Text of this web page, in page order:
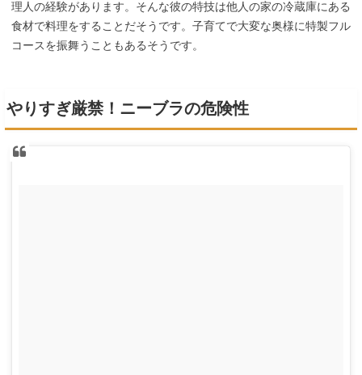
理人の経験があります。そんな彼の特技は他人の家の冷蔵庫にある
食材で料理をすることだそうです。子育てで大変な奥様に特製フル
コースを振舞うこともあるそうです。
やりすぎ厳禁！ニーブラの危険性